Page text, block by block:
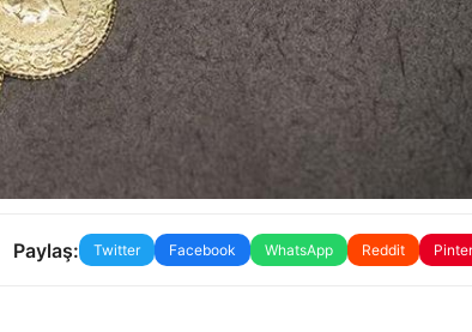
Paylaş: Twitter Facebook WhatsApp Reddit